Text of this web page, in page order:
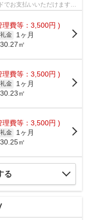
でお支払いいただけます。
理費等：3,500円 )
礼金
1ヶ月
㎡
理費等：3,500円 )
礼金
1ヶ月
㎡
理費等：3,500円 )
礼金
1ヶ月
㎡
る